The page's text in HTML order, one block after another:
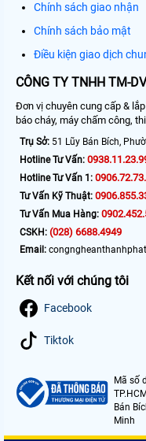
Chính sách giao nhận
Chính sách bảo mật
Điều kiện giao dịch
CÔNG TY TNHH TM-
Đơn vị chuyên cung cấp &
báo cháy, máy chấm công,
Trụ Sở: 51 Lũy Bán Bích,
Hotline Tư Vấn:
Hotline Tư Vấn 1:
Tư Vấn Kỹ Thuật:
Tư Vấn Mua Hàng:
CSKH: (028) 6688.4949
Email:
Kết nối với chúng tôi
Facebook
Tiktok
Mã số
Bán
Minh